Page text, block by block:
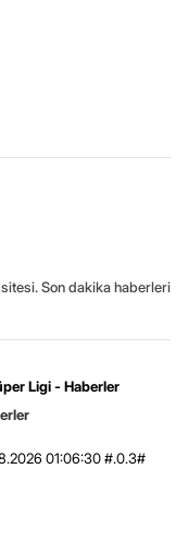
Son dakika haberleri
Ligi - Haberler
01:06:30 #.0.3#